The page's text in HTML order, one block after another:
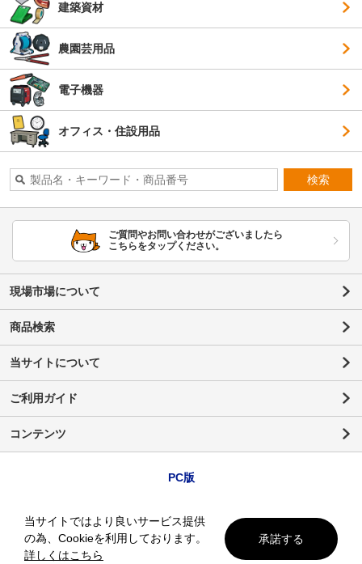
建築資材
農園芸用品
電子機器
オフィス・住設用品
検索
ご質問やお問い合わせがございましたら
こちらをタップください。
現場市場について
商品検索
当サイトについて
ご利用ガイド
コンテンツ
PC版
当サイトではより良いサービス提供
の為、Cookieを利用しております。
詳しくはこちら
承諾する